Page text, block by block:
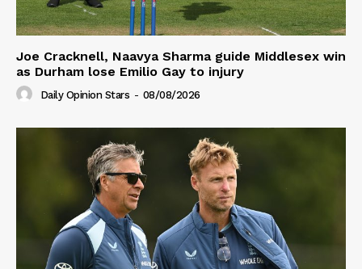
Joe Cracknell, Naavya Sharma guide Middlesex win
as Durham lose Emilio Gay to injury
Daily Opinion Stars - 08/08/2026